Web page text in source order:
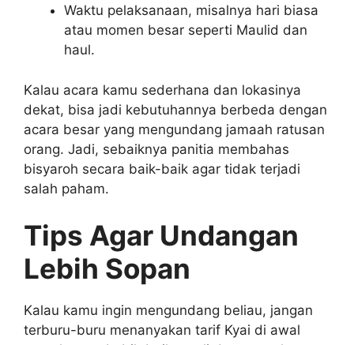
Waktu pelaksanaan, misalnya hari biasa
atau momen besar seperti Maulid dan
haul.
Kalau acara kamu sederhana dan lokasinya
dekat, bisa jadi kebutuhannya berbeda dengan
acara besar yang mengundang jamaah ratusan
orang. Jadi, sebaiknya panitia membahas
bisyaroh secara baik-baik agar tidak terjadi
salah paham.
Tips Agar Undangan
Lebih Sopan
Kalau kamu ingin mengundang beliau, jangan
terburu-buru menanyakan tarif Kyai di awal